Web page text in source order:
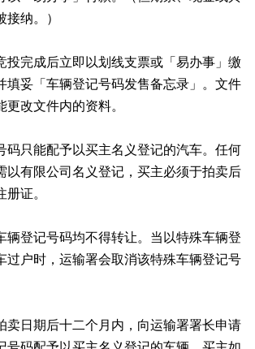
纳。）
投完成后立即以划线支票或「易办事」缴
填妥「车辆登记号码发售备忘录」。文件
改文件内的资料。
码只能配予以买主名义登记的汽车。任何
以有限公司名义登记，买主必须于拍卖后
证。
辆登记号码均不得转让。当以特殊车辆登
过户时，运输署会取消该特殊车辆登记号
卖日期后十二个月内，向运输署署长申请